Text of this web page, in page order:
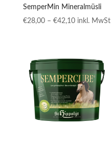
SemperMin Mineralmüsli
€28,00 – €42,10Preisspanne:
€42,10
inkl. MwSt